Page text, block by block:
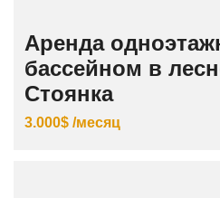
Аренда
бассейном в
Стоянка
3.000$ /месяц